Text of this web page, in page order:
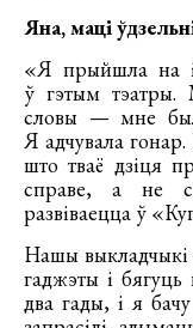
Яна, маці
«Я прыйшла на
ў гэтым тэатры.
словы — мне
Я адчувала
што тваё дзіця
справе, а не
развіваецца ў
Нашы выкладчыкі
гаджэты і
два гады, і я